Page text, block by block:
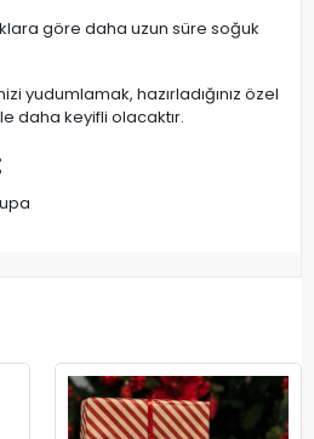
göre daha uzun süre soğuk
yudumlamak, hazırladığınız özel
daha keyifli olacaktır.